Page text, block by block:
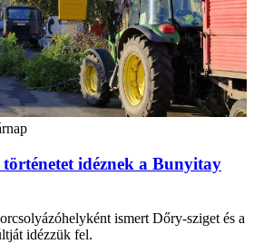
történetet idéznek a Bunyitay
ismert Dőry-sziget és a
idézzük fel.